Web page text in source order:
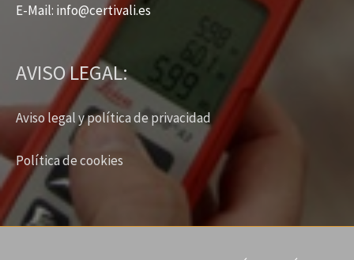
E-Mail: info@certivali.es
AVISO LEGAL:
Aviso legal y política de privacidad
Política de cookies